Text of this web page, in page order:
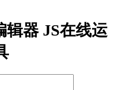
辑器 JS在线运